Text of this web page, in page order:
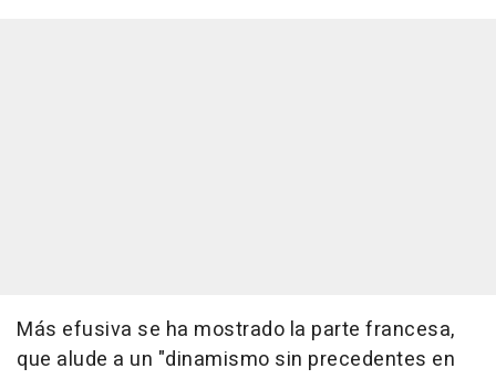
Más efusiva se ha mostrado la parte francesa,
que alude a un "dinamismo sin precedentes en